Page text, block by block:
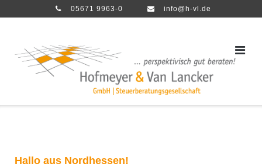
05671 9963-0 info@h-vl.de
Hallo aus Nordhessen!